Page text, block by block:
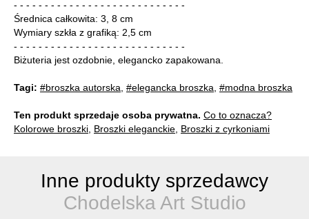
- - - - - - - - - - - - - - - - - - - - - - - - - - - -
Średnica całkowita: 3, 8 cm
Wymiary szkła z grafiką: 2,5 cm
- - - - - - - - - - - - - - - - - - - - - - - - - - - -
Biżuteria jest ozdobnie, elegancko zapakowana.
Tagi: #broszka autorska #elegancka broszka #modna broszka
Ten produkt sprzedaje osoba prywatna. Co to oznacza?
Kolorowe broszki Broszki eleganckie Broszki z cyrkoniami
Inne produkty sprzedawcy
Chodelska Art Studio